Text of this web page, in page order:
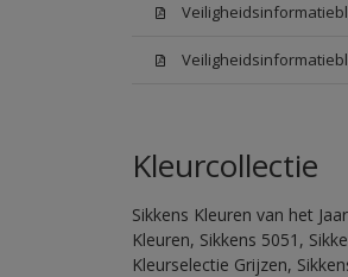
Kleurcollectie
Sikkens Kleuren van het
Kleuren, Sikkens 5051,
Kleurselectie Grijzen,